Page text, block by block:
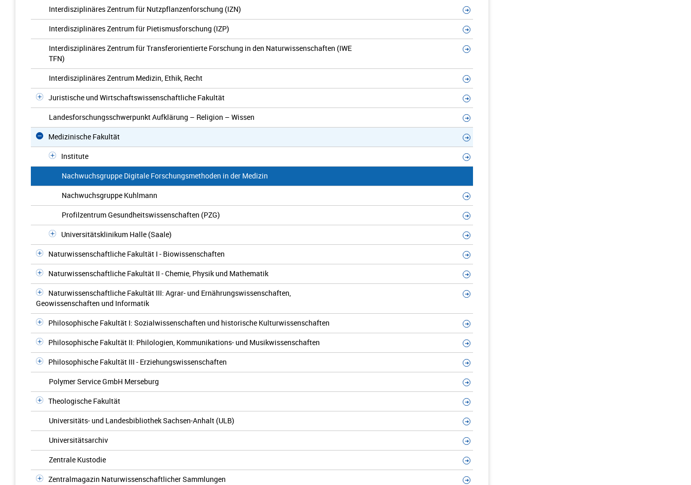
Interdisziplinäres Zentrum für Nutzpflanzenforschung (IZN)
Interdisziplinäres Zentrum für Pietismusforschung (IZP)
Interdisziplinäres Zentrum für Transferorientierte Forschung in den Naturwissenschaften (IWE
TFN)
Interdisziplinäres Zentrum Medizin, Ethik, Recht
Juristische und Wirtschaftswissenschaftliche Fakultät
Landesforschungsschwerpunkt Aufklärung – Religion – Wissen
Medizinische Fakultät
Institute
Nachwuchsgruppe Digitale Forschungsmethoden in der Medizin
Nachwuchsgruppe Kuhlmann
Profilzentrum Gesundheitswissenschaften (PZG)
Universitätsklinikum Halle (Saale)
Naturwissenschaftliche Fakultät I - Biowissenschaften
Naturwissenschaftliche Fakultät II - Chemie, Physik und Mathematik
Naturwissenschaftliche Fakultät III: Agrar- und Ernährungswissenschaften,
Geowissenschaften und Informatik
Philosophische Fakultät I: Sozialwissenschaften und historische Kulturwissenschaften
Philosophische Fakultät II: Philologien, Kommunikations- und Musikwissenschaften
Philosophische Fakultät III - Erziehungswissenschaften
Polymer Service GmbH Merseburg
Theologische Fakultät
Universitäts- und Landesbibliothek Sachsen-Anhalt (ULB)
Universitätsarchiv
Zentrale Kustodie
Zentralmagazin Naturwissenschaftlicher Sammlungen